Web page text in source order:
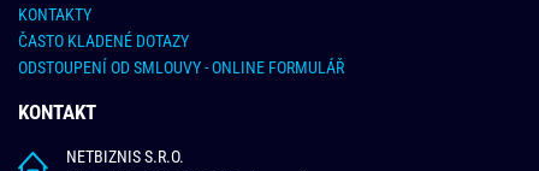
KONTAKTY
ČASTO KLADENÉ DOTAZY
ODSTOUPENÍ OD SMLOUVY - ONLINE FORMULÁŘ
KONTAKT
NETBIZNIS S.R.O.